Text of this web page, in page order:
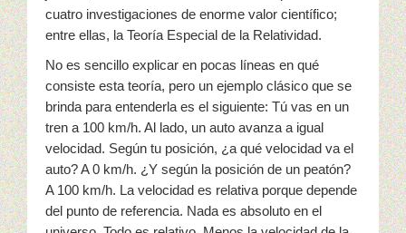
AudioVisual y Comunicaciones
Educacion
Salud y Temperancia
Mayordomia
Conquistadores
Ministerio Hombres
cuatro investigaciones de enorme valor científico;
entre ellas, la Teoría Especial de la Relatividad.
No es sencillo explicar en pocas líneas en qué
consiste esta teoría, pero un ejemplo clásico que se
brinda para entenderla es el siguiente: Tú vas en un
tren a 100 km/h. Al lado, un auto avanza a igual
velocidad. Según tu posición, ¿a qué velocidad va el
auto? A 0 km/h. ¿Y según la posición de un peatón?
A 100 km/h. La velocidad es relativa porque depende
del punto de referencia. Nada es absoluto en el